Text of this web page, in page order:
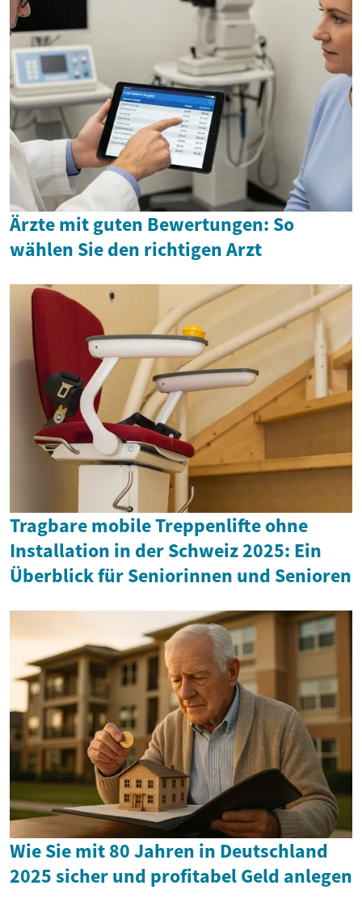
Ärzte mit guten Bewertungen: So
wählen Sie den richtigen Arzt
Tragbare mobile Treppenlifte ohne
Installation in der Schweiz 2025: Ein
Überblick für Seniorinnen und Senioren
Wie Sie mit 80 Jahren in Deutschland
2025 sicher und profitabel Geld anlegen